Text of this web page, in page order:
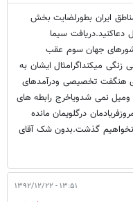
ایران بطورلضایت بخش
به جان مسپولین آن دراین۳۵سال دعاکنید.دریافت سیما
جهان سوم عقب
زنگی میکنداگرامثال ایشان به
هنگفت تخصیصی ودرآمدهای
در۳۵سال حیف ومیل نمی شدویاخرج رابطه های
درگلویمان مانده
نخواهیم گذشت.بدون شک آقای
۱۳:۵۱ - ۱۳۹۲/۱۲/۲۲